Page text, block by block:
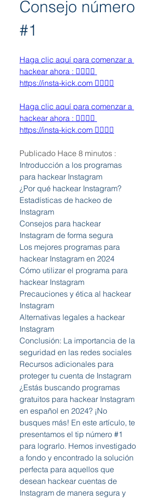
Consejo número
#1
Haga clic aquí para comenzar a
hackear ahora : 👉🏻👉🏻
https://insta-kick.com 👈🏻👈🏻
Haga clic aquí para comenzar a
hackear ahora : 👉🏻👉🏻
https://insta-kick.com 👈🏻👈🏻
Publicado Hace 8 minutos :
Introducción a los programas
para hackear Instagram
¿Por qué hackear Instagram?
Estadísticas de hackeo de
Instagram
Consejos para hackear
Instagram de forma segura
Los mejores programas para
hackear Instagram en 2024
Cómo utilizar el programa para
hackear Instagram
Precauciones y ética al hackear
Instagram
Alternativas legales a hackear
Instagram
Conclusión: La importancia de la
seguridad en las redes sociales
Recursos adicionales para
proteger tu cuenta de Instagram
¿Estás buscando programas
gratuitos para hackear Instagram
en español en 2024? ¡No
busques más! En este artículo, te
presentamos el tip número #1
para lograrlo. Hemos investigado
a fondo y encontrado la solución
perfecta para aquellos que
desean hackear cuentas de
Instagram de manera segura y